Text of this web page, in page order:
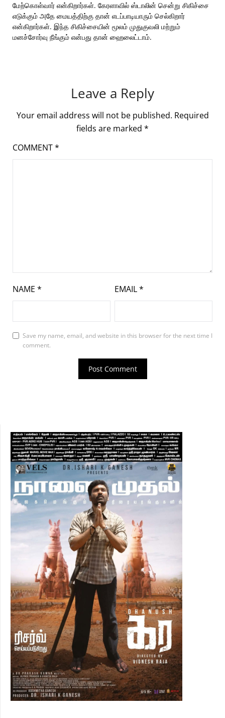
மேற்கொள்வார் என்கிறார்கள். கேரளாவில் ஸ்டாலின் சென்று சிகிச்சை
எடுக்கும் அதே மையத்திற்கு தான் எடப்பாடியாரும் செல்கிறார்
என்கிறார்கள். இந்த சிகிச்சையின் மூலம் முதுகுவலி மற்றும்
மனச்சோர்வு நீங்கும் என்பது தான் ஹைலைட்டாம்.
Leave a Reply
Your email address will not be published. Required
fields are marked *
COMMENT*
NAME * EMAIL*
Save my name, email, and website in this browser for the next time I
comment.